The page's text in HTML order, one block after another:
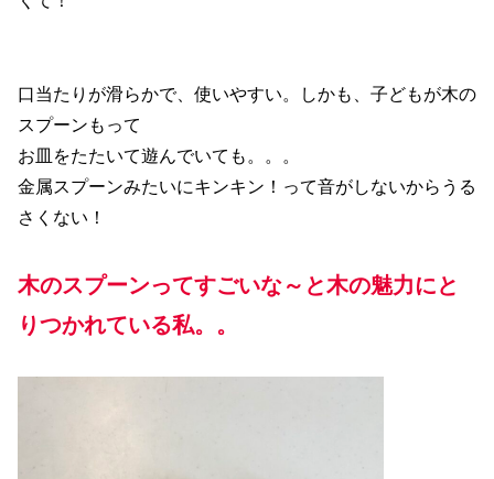
口当たりが滑らかで、使いやすい。しかも、子どもが木の
スプーンもって
お皿をたたいて遊んでいても。。。
金属スプーンみたいにキンキン！って音がしないからうる
さくない！
木のスプーンってすごいな～と木の魅力にと
りつかれている私。。